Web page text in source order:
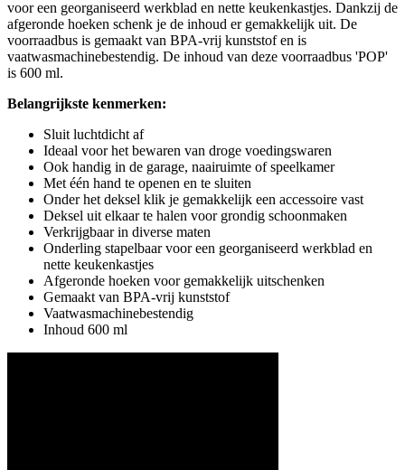
voor een georganiseerd werkblad en nette keukenkastjes. Dankzij de
afgeronde hoeken schenk je de inhoud er gemakkelijk uit. De
voorraadbus is gemaakt van BPA-vrij kunststof en is
vaatwasmachinebestendig. De inhoud van deze voorraadbus 'POP'
is 600 ml.
Belangrijkste kenmerken:
Sluit luchtdicht af
Ideaal voor het bewaren van droge voedingswaren
Ook handig in de garage, naairuimte of speelkamer
Met één hand te openen en te sluiten
Onder het deksel klik je gemakkelijk een accessoire vast
Deksel uit elkaar te halen voor grondig schoonmaken
Verkrijgbaar in diverse maten
Onderling stapelbaar voor een georganiseerd werkblad en
nette keukenkastjes
Afgeronde hoeken voor gemakkelijk uitschenken
Gemaakt van BPA-vrij kunststof
Vaatwasmachinebestendig
Inhoud 600 ml